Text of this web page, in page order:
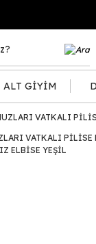
ALT GİYİM
VATKALI